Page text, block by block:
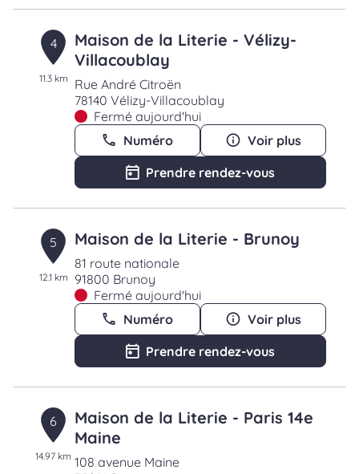
4
11.3 km
Maison de la Literie - Vélizy-
Villacoublay
Rue André Citroën
78140 Vélizy-Villacoublay
Fermé aujourd'hui
Numéro
Voir plus
Prendre rendez-vous
5
12.1 km
Maison de la Literie - Brunoy
81 route nationale
91800 Brunoy
Fermé aujourd'hui
Numéro
Voir plus
Prendre rendez-vous
6
14.97 km
Maison de la Literie - Paris 14e
Maine
108 avenue Maine